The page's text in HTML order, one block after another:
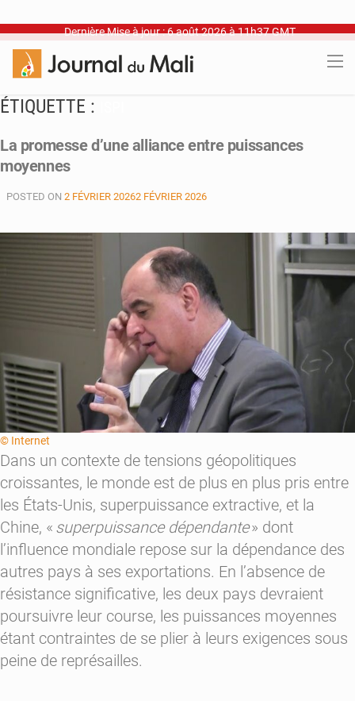
Dernière Mise à jour : 6 août 2026 à 11h37 GMT
ÉTIQUETTE :
La promesse d’une alliance entre puissances
moyennes
POSTED ON 2 FÉVRIER 20262 FÉVRIER 2026
© Internet
Dans un contexte de tensions géopolitiques
croissantes, le monde est de plus en plus pris entre
les États-Unis, superpuissance extractive, et la
Chine, « superpuissance dépendante» dont
l’influence mondiale repose sur la dépendance des
autres pays à ses exportations. En l’absence de
résistance significative, les deux pays devraient
poursuivre leur course, les puissances moyennes
étant contraintes de se plier à leurs exigences sous
peine de représailles.